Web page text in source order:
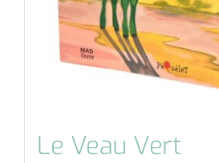
Le Veau Vert